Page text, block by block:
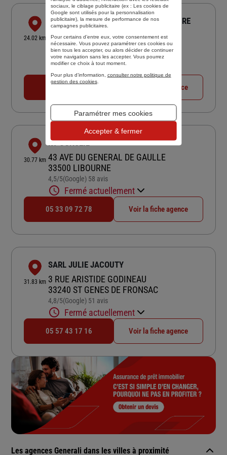
24.02 km
ASSURANCES R2R CONSEILS - ST ANDRE
171 RUE NATIONALE
33240 ST ANDRE DE CUBZAC
4,7/5 Note de 4.7 sur 5
(Google) 25 avis
Fermé actuellement
05 57 43 93 70 Voir la fiche agence
30.77 km
KY CONSEIL
43 AVE DU GENERAL DE GAULLE
33500 LIBOURNE
4,5/5Note de 4.5 sur 5
(Google) 58 avis
Fermé actuellement
05 33 09 72 78 Voir la fiche agence
31.83 km
SARL JULIE JACOUTY
3 RUE ARISTIDE GODINEAU
33240 ST GENES DE FRONSAC
4,8/5Note de 4.8 sur 5
(Google) 51 avis
Fermé actuellement
05 57 43 17 16 Voir la fiche agence
Les agences Generali dans les villes à proximité
sociaux, le ciblage publicitaire (ex : Les cookies de
Google sont utilisés pour la personnalisation
publicitaire), la mesure de performance de nos
campagnes publicitaires.
Pour certains d’entre eux, votre consentement est
nécessaire. Vous pouvez paramétrer ces cookies ou
bien tous les accepter, ou alors décider de continuer
votre navigation sans les accepter. Vous pourrez
modifier ce choix à tout moment.
Pour plus d’information, consulter notre politique de
gestion des cookies.
Paramétrer mes cookies
Accepter & fermer